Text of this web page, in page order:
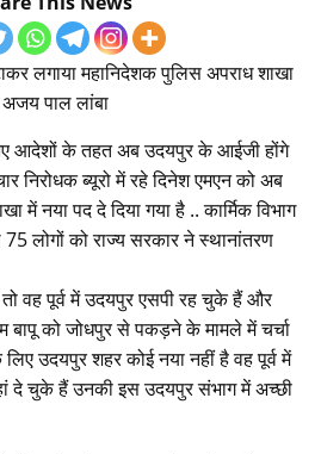
लगाया महानिदेशक पुलिस अपराध शाखा
पाल लांबा
आदेशों के तहत अब उदयपुर के आईजी होंगे
निरोधक ब्यूरो में रहे दिनेश एमएन को अब
में नया पद दे दिया गया है .. कार्मिक विभाग
लोगों को राज्य सरकार ने स्थानांतरण
वह पूर्व में उदयपुर एसपी रह चुके हैं और
बापू को जोधपुर से पकड़ने के मामले में चर्चा
उदयपुर शहर कोई नया नहीं है वह पूर्व में
दे चुके हैं उनकी इस उदयपुर संभाग में अच्छी